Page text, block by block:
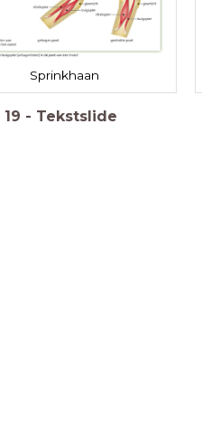
Sprinkhaan
19 - Tekstslide